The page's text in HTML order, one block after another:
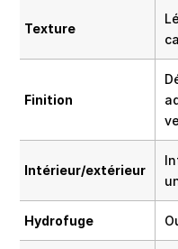
Texture
Finition
Intérieur/extérieur
Hydrofuge